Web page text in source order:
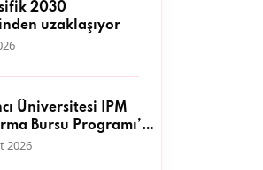
2030
uzaklaşıyor
Üniversitesi İPM
Bursu Programı’a
başladı
2026